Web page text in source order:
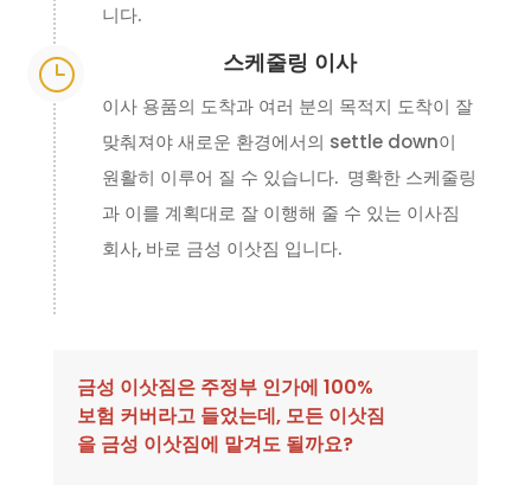
니다.
} 스케줄링 이사
이사 용품의 도착과 여러 분의 목적지 도착이 잘
맞춰져야 새로운 환경에서의 settle down이
원활히 이루어 질 수 있습니다. 명확한 스케줄링
과 이를 계획대로 잘 이행해 줄 수 있는 이사짐
회사, 바로 금성 이삿짐 입니다.
금성 이삿짐은 주정부 인가에 100%
보험 커버라고 들었는데, 모든 이삿짐
을 금성 이삿짐에 맡겨도 될까요?